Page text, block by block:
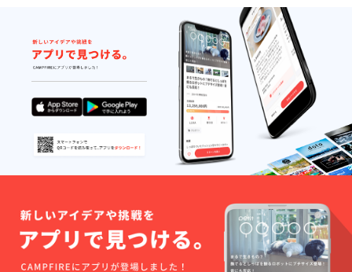
トラン
ド"への
入場チ
ケット
です。
12/24
か、
12/25の
どちら
かお好
きな日
程で使
えま
す。
ド"入場
者には
全員に
クリス
マスプ
シリー
ズで
す。
「ソウ
ルメイ
ト」/
「女性
と海」/
「テレ
パ
シー」
枚。
刷の手
法で製
作され
た「限
定版画
作品」
です。
・NYで
行われ
る特殊
印刷の
世界大
会で、
２年連
の経験
を持つ
工房さ
んと、
原画と
見間違
ラーが
やって
くるか
を楽し
みにお
待ちく
ださ
い。 ※2
月中の
発送と
なりま
MahoS
honoポ
カード
20種
セット
｜
「YES
シリー
3500円
で100名
のトー
クライ
ブの場
合。
3500円
×100人
＝
350,000
円 会場
50,000
円 交通
泊費
60,000
円 広
告・宣
伝費
20,000